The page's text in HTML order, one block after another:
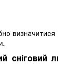
сніговий